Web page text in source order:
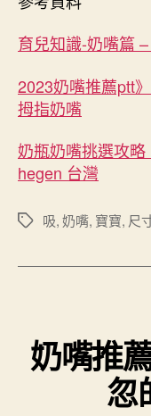
育兒知識-奶嘴篇
2023奶嘴推薦ptt
拇指奶嘴
奶瓶奶嘴挑選攻
hegen 台灣
標
吸,奶嘴, 寶寶, 尺
奶嘴推
忽